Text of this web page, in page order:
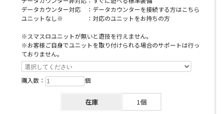
※スマスロユニットとは：コイン不要機のように実機
データカウンター対応 ：データカウンターを接続する方はこちら
ユニットなし※ ：対応のユニットをお持ちの方
※スマスロユニットが無いと遊技を行えません。
※お客様ご自身でユニットを取り付けられる場合のサポートは行っ
ておりません。
購入数： 個
在庫 1個